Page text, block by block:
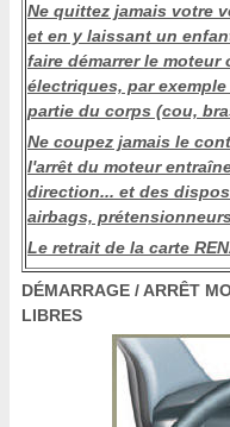
Ne quittez jamais votre
et en y laissant un
faire démarrer le
électriques, par
partie du corps (cou,
Ne coupez jamais le
l'arrêt du moteur
direction... et des
airbags,
Le retrait de la carte
DÉMARRAGE / ARRÊT
LIBRES